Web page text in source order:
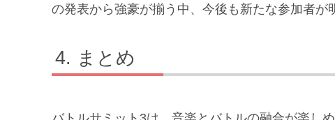
の発表から強豪が揃う中、今後も新たな参加者が
まとめ